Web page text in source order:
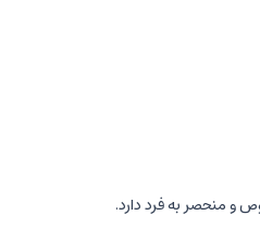
و منحصر به فرد دارد.